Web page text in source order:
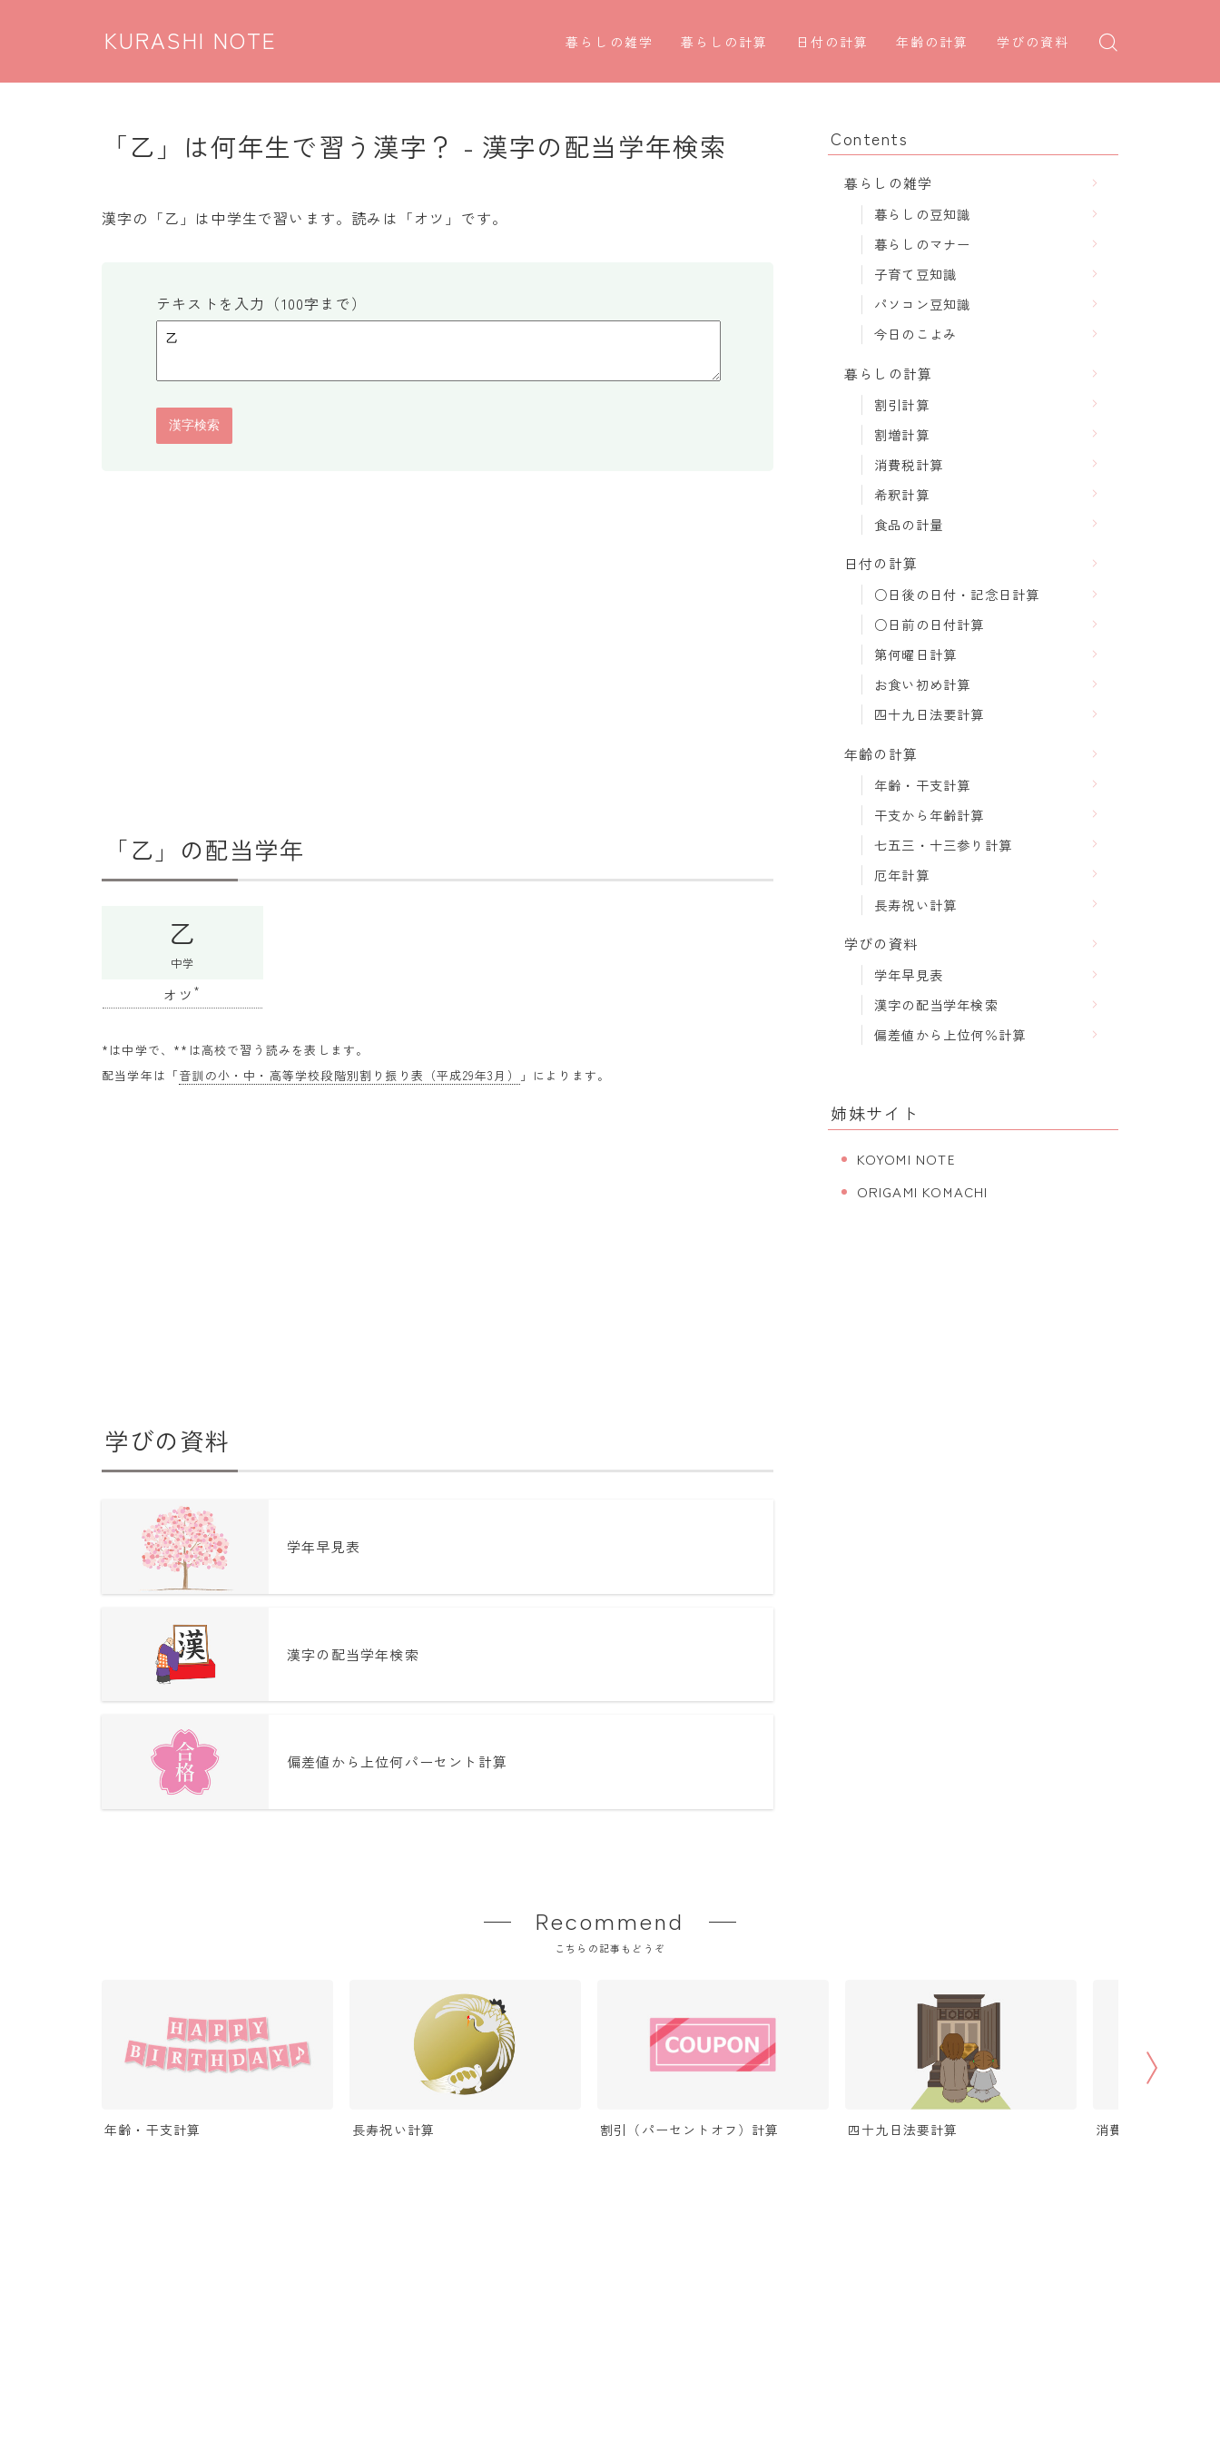
KURASHI NOTE 暮らしの雑学
暮らしの豆知識
子育て豆知識
暮らしの計算
割引計算
消費税計算
日付の計算
○日後の日付・記念日計算
四十九日法要計算
年齢の計算
年齢・干支計算
長寿祝い計算
学びの資料
学年早見表
「乙」は何年生で習う漢字？ - 漢字の配当学年検索
漢字の「乙」は中学生で習います。読みは「オツ」です。
テキストを入力（100字まで）
「乙」の配当学年
乙
中学
オツ *
*は中学で、**は高校で習う読みを表します。
配当学年は「音訓の小・中・高等学校段階別割り振り表（平成29年3月） 」によります。
学びの資料
学年早見表
漢字の配当学年検索
偏差値から上位何パーセント計算
Contents
暮らしの雑学
暮らしの豆知識
暮らしのマナー
子育て豆知識
パソコン豆知識
今日のこよみ
暮らしの計算
割引計算
割増計算
消費税計算
希釈計算
食品の計量
日付の計算
○日後の日付・記念日計算
○日前の日付計算
第何曜日計算
お食い初め計算
四十九日法要計算
年齢の計算
年齢・干支計算
干支から年齢計算
七五三・十三参り計算
厄年計算
長寿祝い計算
学びの資料
学年早見表
漢字の配当学年検索
偏差値から上位何％計算
姉妹サイト
KOYOMI NOTE
ORIGAMI KOMACHI
Recommend
こちらの記事もどうぞ
年齢・干支計算 長寿祝い計算 割引（パーセントオフ）計算 四十九日法要計算 消費税（税抜・税